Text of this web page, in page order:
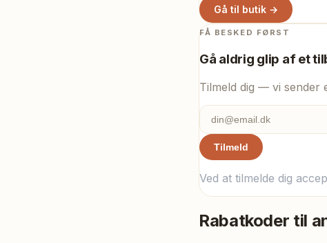
Gå til butik →
FÅ BESKED FØRST
Gå aldrig glip af et
Tilmeld dig — vi sender
Tilmeld
Ved at tilmelde dig
Rabatkoder til